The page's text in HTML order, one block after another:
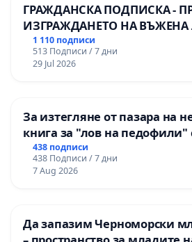
ГРАЖДАНСКА ПОДПИСКА -
ИЗГРАЖДАНЕТО НА
НА ТЕРИТОРИЯТА НА
ЗАБЕЛЕЖИТЕЛНОСТ „ХЪЛМ
ОСВОБОДИТЕЛИТЕ“
1 110 подписи
513 Подписи / 7 дни
29 Jul 2026
За изтегляне от пазара на
книга за "лов на педофили"
деца
438 подписи
438 Подписи / 7 дни
7 Aug 2026
Да запазим Черноморски